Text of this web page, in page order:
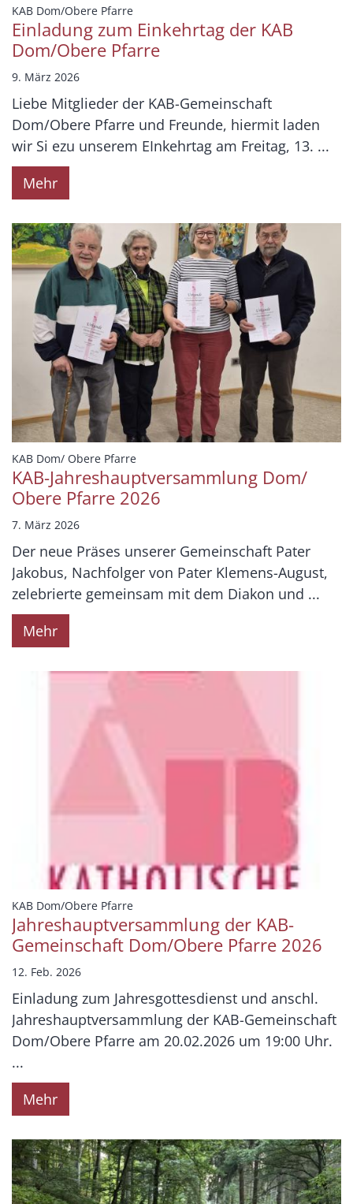
KAB Dom/Obere Pfarre:
Einladung zum Einkehrtag der KAB
Dom/Obere Pfarre
9. März 2026
Liebe Mitglieder der KAB-Gemeinschaft
Dom/Obere Pfarre und Freunde, hiermit laden
wir Si ezu unserem EInkehrtag am Freitag, 13. ...
Mehr
KAB Dom/ Obere Pfarre:
KAB-Jahreshauptversammlung Dom/
Obere Pfarre 2026
7. März 2026
Der neue Präses unserer Gemeinschaft Pater
Jakobus, Nachfolger von Pater Klemens-August,
zelebrierte gemeinsam mit dem Diakon und ...
Mehr
KAB Dom/Obere Pfarre:
Jahreshauptversammlung der KAB-
Gemeinschaft Dom/Obere Pfarre 2026
12. Feb. 2026
Einladung zum Jahresgottesdienst und anschl.
Jahreshauptversammlung der KAB-Gemeinschaft
Dom/Obere Pfarre am 20.02.2026 um 19:00 Uhr.
...
Mehr